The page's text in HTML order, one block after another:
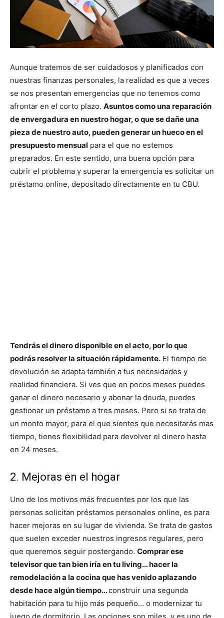
Aunque tratemos de ser cuidadosos y planificados con
nuestras finanzas personales, la realidad es que a veces
se nos presentan emergencias que no tenemos como
afrontar en el corto plazo. Asuntos como una reparación
de envergadura en nuestro hogar, o que se dañe una
pieza de nuestro auto, pueden generar un hueco en el
presupuesto mensual para el que no estemos
preparados. En este sentido, una buena opción para
cubrir el problema y superar la emergencia es solicitar un
préstamo online, depositado directamente en tu CBU.
Tendrás el dinero disponible en el acto, por lo que
podrás resolver la situación rápidamente. El tiempo de
devolución se adapta también a tus necesidades y
realidad financiera. Si ves que en pocos meses puedes
ganar el dinero necesario y abonar la deuda, puedes
gestionar un préstamo a tres meses. Pero si se trata de
un monto mayor, para el que sientes que necesitarás mas
tiempo, tienes flexibilidad para devolver el dinero hasta
en 24 meses.
2. Mejoras en el hogar
Uno de los motivos más frecuentes por los que las
personas solicitan préstamos personales online, es para
hacer mejoras en su lugar de vivienda. Se trata de gastos
que suelen exceder nuestros ingresos regulares, pero
que queremos seguir postergando. Comprar ese
televisor que tan bien iría en tu living… hacer la
remodelación a la cocina que has venido aplazando
desde hace algún tiempo…construir una segunda
habitación para tu hijo más pequeño… o modernizar tu